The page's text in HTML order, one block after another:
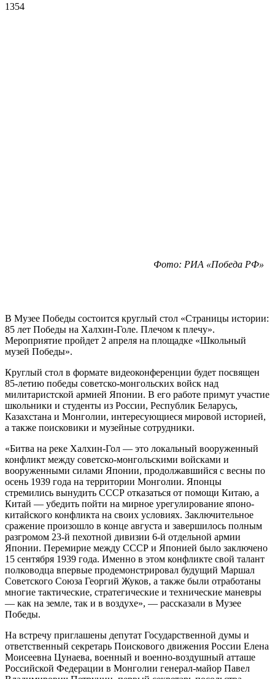
1354
Фото: РИА «Победа РФ»
В Музее Победы состоится круглый стол «Страницы истории:
85 лет Победы на Халхин-Голе. Плечом к плечу».
Мероприятие пройдет 2 апреля на площадке «Школьный
музей Победы».
Круглый стол в формате видеоконференции будет посвящен
85-летию победы советско-монгольских войск над
милитаристской армией Японии. В его работе примут участие
школьники и студенты из России, Республик Беларусь,
Казахстана и Монголии, интересующиеся мировой историей,
а также поисковики и музейные сотрудники.
«Битва на реке Халхин-Гол — это локальный вооруженный
конфликт между советско-монгольскими войсками и
вооруженными силами Японии, продолжавшийся с весны по
осень 1939 года на территории Монголии. Японцы
стремились вынудить СССР отказаться от помощи Китаю, а
Китай — убедить пойти на мирное урегулирование японо-
китайского конфликта на своих условиях. Заключительное
сражение произошло в конце августа и завершилось полным
разгромом 23-й пехотной дивизии 6-й отдельной армии
Японии. Перемирие между СССР и Японией было заключено
15 сентября 1939 года. Именно в этом конфликте свой талант
полководца впервые продемонстрировал будущий Маршал
Советского Союза Георгий Жуков, а также были отработаны
многие тактические, стратегические и технические маневры
— как на земле, так и в воздухе», — рассказали в Музее
Победы.
На встречу приглашены депутат Государственной думы и
ответственный секретарь Поискового движения России Елена
Моисеевна Цунаева, военный и военно-воздушный атташе
Российской Федерации в Монголии генерал-майор Павел